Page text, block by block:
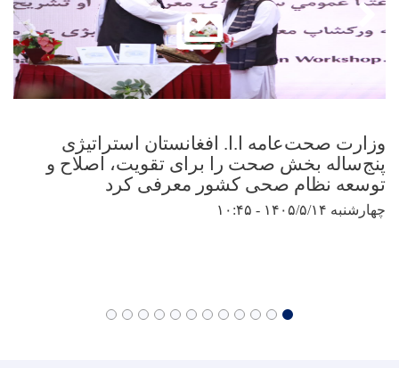
وزارت صحت‌عامه ا.ا. افغانستان استراتیژی
پنج‌ساله بخش صحت را برای تقویت، اصلاح و
توسعه نظام صحی کشور معرفی کرد
چهارشنبه ۱۴۰۵/۵/۱۴ - ۱۰:۴۵